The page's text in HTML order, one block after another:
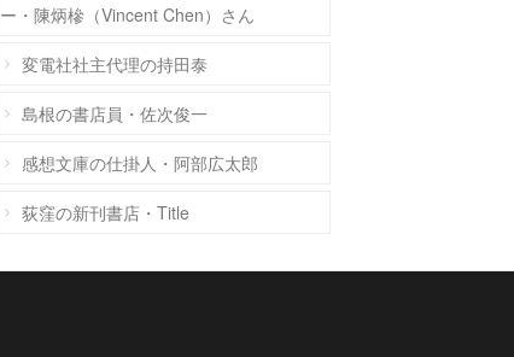
ー・陳炳槮（Vincent Chen）さん
変電社社主代理の持田泰
島根の書店員・佐次俊一
感想文庫の仕掛人・阿部広太郎
荻窪の新刊書店・Title